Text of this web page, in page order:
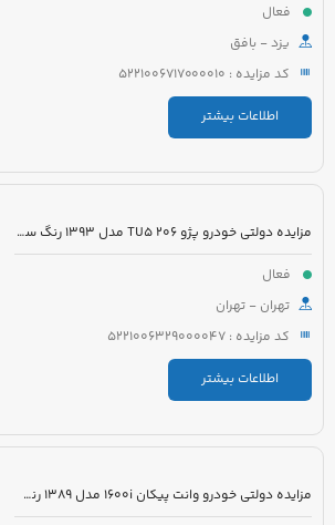
فعال
یزد - بافق
کد مزایده : 5221006717000010
اطلاعات بیشتر
مزایده دولتی خودرو پژو 206 TU5 مدل 1393 رنگ سفید
فعال
تهران - تهران
کد مزایده : 5221006329000047
اطلاعات بیشتر
مزایده دولتی خودرو وانت پیکان 1600i مدل 1389 رنگ سفید روغنی